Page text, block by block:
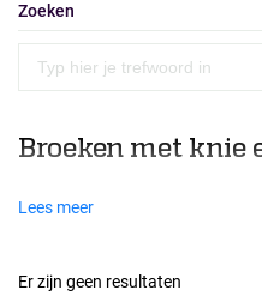
Zoeken
Broeken met knie
Lees meer
Er zijn geen resultaten